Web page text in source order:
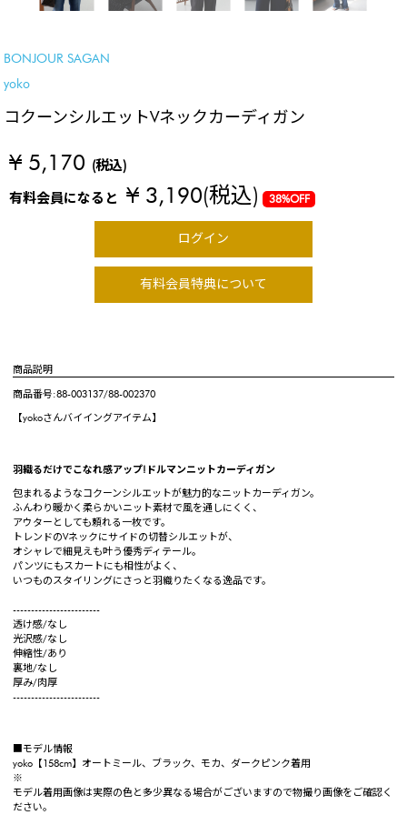
BONJOUR SAGAN
yoko
コクーンシルエットVネックカーディガン
¥ 5,170 (税込)
有料会員になると¥ 3,190(税込) 38%OFF
ログイン
有料会員特典について
商品説明
商品番号:88-003137/88-002370
【yokoさんバイイングアイテム】
羽織るだけでこなれ感アップ!ドルマンニットカーディガン
包まれるようなコクーンシルエットが魅力的なニットカーディガン。
ふんわり暖かく柔らかいニット素材で風を通しにくく、
アウターとしても頼れる一枚です。
トレンドのVネックにサイドの切替シルエットが、
オシャレで細見えも叶う優秀ディテール。
パンツにもスカートにも相性がよく、
いつものスタイリングにさっと羽織りたくなる逸品です。
------------------------
透け感/なし
光沢感/なし
伸縮性/あり
裏地/なし
厚み/肉厚
------------------------
■モデル情報
yoko【158cm】オートミール、ブラック、モカ、ダークピンク着用
※
モデル着用画像は実際の色と多少異なる場合がございますので物撮り画像をご確認く
ださい。